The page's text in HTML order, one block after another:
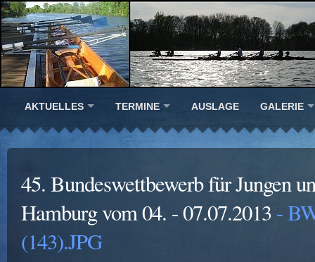
AKTUELLES TERMINE AUSLAGE GALERIE
45. Bundeswettbewerb für Jungen
Hamburg vom 04. - 07.07.2013-
(143).JPG